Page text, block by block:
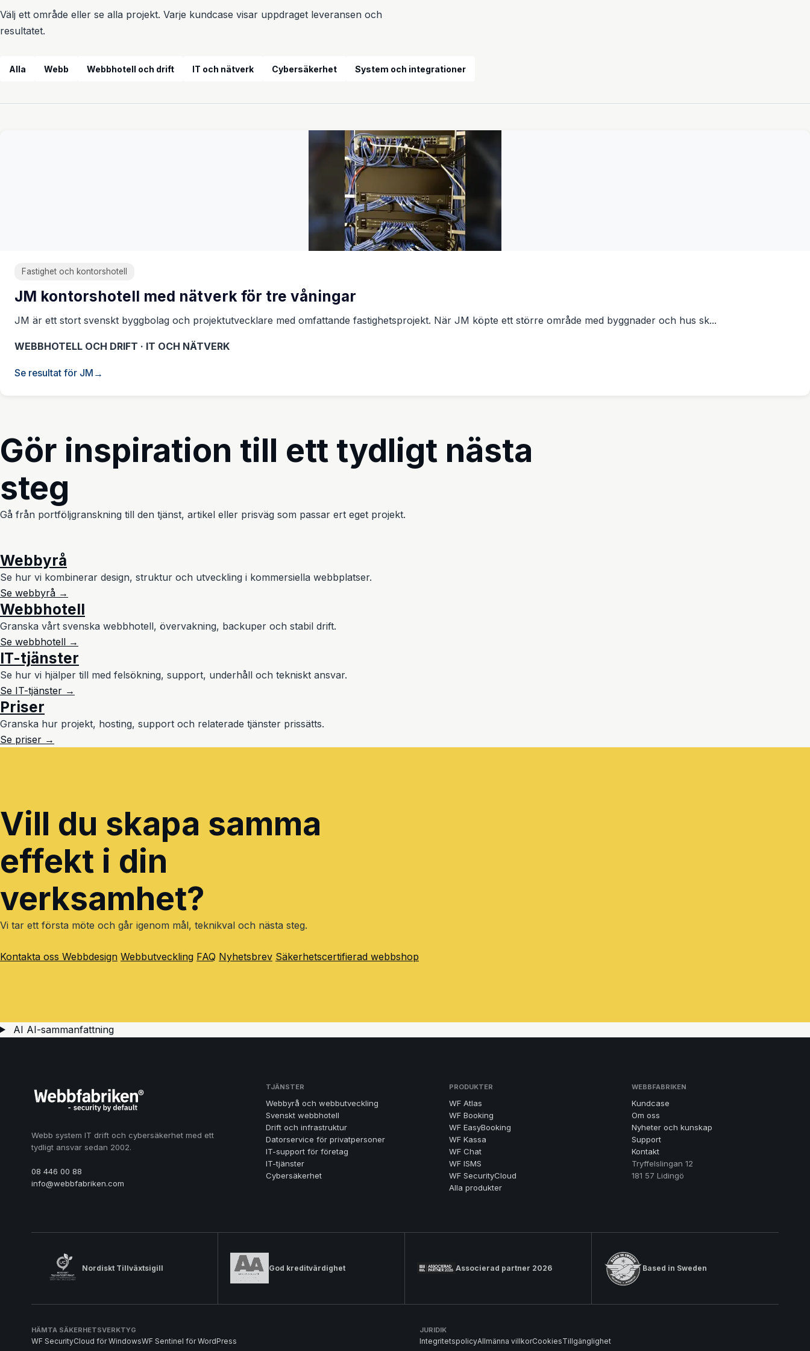
Välj ett område eller se alla projekt. Varje kundcase visar uppdraget leveransen och
resultatet.
Alla Webb Webbhotell och drift IT och nätverk Cybersäkerhet System och integrationer
Fastighet och kontorshotell
JM kontorshotell med nätverk för tre våningar
JM är ett stort svenskt byggbolag och projektutvecklare med omfattande fastighetsprojekt. När JM köpte ett större område med byggnader och hus sk...
WEBBHOTELL OCH DRIFT · IT OCH NÄTVERK
Se resultat för JM
Gör inspiration till ett tydligt nästa
steg
Gå från portföljgranskning till den tjänst, artikel eller prisväg som passar ert eget projekt.
Webbyrå
Se hur vi kombinerar design, struktur och utveckling i kommersiella webbplatser.
Se webbyrå →
Webbhotell
Granska vårt svenska webbhotell, övervakning, backuper och stabil drift.
Se webbhotell →
IT-tjänster
Se hur vi hjälper till med felsökning, support, underhåll och tekniskt ansvar.
Se IT-tjänster →
Priser
Granska hur projekt, hosting, support och relaterade tjänster prissätts.
Se priser →
Vill du skapa samma
effekt i din
verksamhet?
Vi tar ett första möte och går igenom mål, teknikval och nästa steg.
Kontakta oss Webbdesign Webbutveckling FAQ Nyhetsbrev Säkerhetscertifierad webbshop
AI AI-sammanfattning
Webb system IT drift och cybersäkerhet med ett
tydligt ansvar sedan 2002.
08 446 00 88
info@webbfabriken.com
TJÄNSTER
Webbyrå och webbutveckling
Svenskt webbhotell
Drift och infrastruktur
Datorservice för privatpersoner
IT-support för företag
IT-tjänster
Cybersäkerhet
PRODUKTER
WF Atlas
WF Booking
WF EasyBooking
WF Kassa
WF Chat
WF ISMS
WF SecurityCloud
Alla produkter
WEBBFABRIKEN
Kundcase
Om oss
Nyheter och kunskap
Support
Kontakt
Tryffelslingan 12
181 57 Lidingö
Nordiskt Tillväxtsigill God kreditvärdighet Associerad partner 2026 Based in Sweden
HÄMTA SÄKERHETSVERKTYG
WF SecurityCloud för WindowsWF Sentinel för WordPress
JURIDIK
IntegritetspolicyAllmänna villkorCookiesTillgänglighet